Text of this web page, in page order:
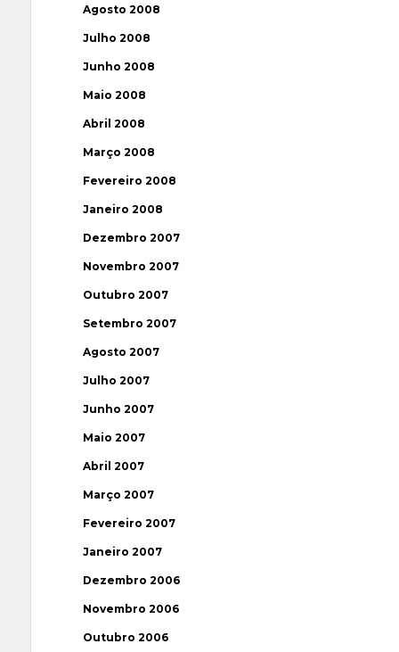
Agosto 2008
Julho 2008
Junho 2008
Maio 2008
Abril 2008
Março 2008
Fevereiro 2008
Janeiro 2008
Dezembro 2007
Novembro 2007
Outubro 2007
Setembro 2007
Agosto 2007
Julho 2007
Junho 2007
Maio 2007
Abril 2007
Março 2007
Fevereiro 2007
Janeiro 2007
Dezembro 2006
Novembro 2006
Outubro 2006